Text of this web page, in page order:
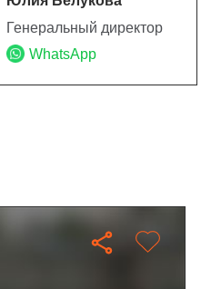
Генеральный директор
WhatsApp